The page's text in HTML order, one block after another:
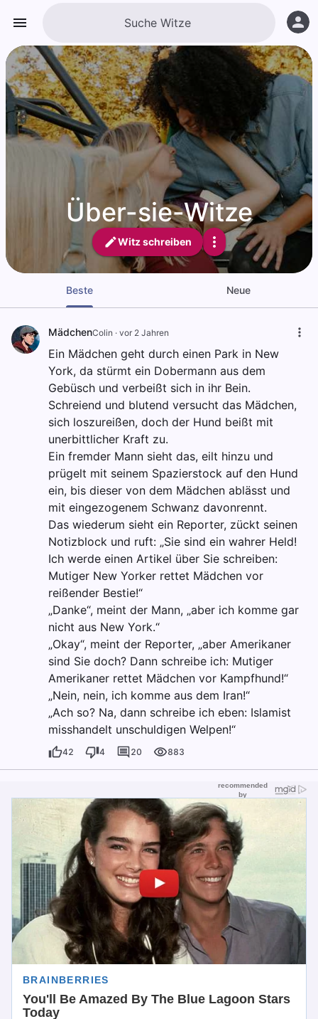
Über-sie-Witze
Witz schreiben
Beste Neue
MädchenColin · vor 2 Jahren
Ein Mädchen geht durch einen Park in New
York, da stürmt ein Dobermann aus dem
Gebüsch und verbeißt sich in ihr Bein.
Schreiend und blutend versucht das Mädchen,
sich loszureißen, doch der Hund beißt mit
unerbittlicher Kraft zu.
Ein fremder Mann sieht das, eilt hinzu und
prügelt mit seinem Spazierstock auf den Hund
ein, bis dieser von dem Mädchen ablässt und
mit eingezogenem Schwanz davonrennt.
Das wiederum sieht ein Reporter, zückt seinen
Notizblock und ruft: „Sie sind ein wahrer Held!
Ich werde einen Artikel über Sie schreiben:
Mutiger New Yorker rettet Mädchen vor
reißender Bestie!“
„Danke“, meint der Mann, „aber ich komme gar
nicht aus New York.“
„Okay“, meint der Reporter, „aber Amerikaner
sind Sie doch? Dann schreibe ich: Mutiger
Amerikaner rettet Mädchen vor Kampfhund!“
„Nein, nein, ich komme aus dem Iran!“
„Ach so? Na, dann schreibe ich eben: Islamist
misshandelt unschuldigen Welpen!“
42 4 20 883